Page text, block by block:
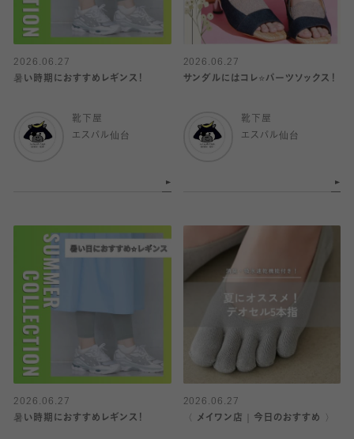
2026.06.27
暑い時期におすすめレギンス！
靴下屋
エスパル仙台
2026.06.27
サンダルにはコレ⭐️パーツソックス！
靴下屋
エスパル仙台
2026.06.27
暑い時期におすすめレギンス！
2026.06.27
〈 メイワン店｜今日のおすすめ 〉